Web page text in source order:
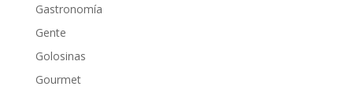
Gastronomía
Gente
Golosinas
Gourmet